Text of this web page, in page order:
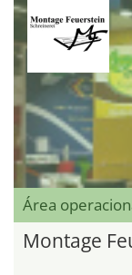
Área
Montage